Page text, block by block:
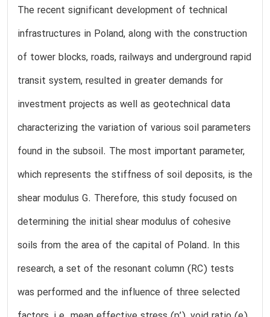
The recent significant development of technical
infrastructures in Poland, along with the construction
of tower blocks, roads, railways and underground rapid
transit system, resulted in greater demands for
investment projects as well as geotechnical data
characterizing the variation of various soil parameters
found in the subsoil. The most important parameter,
which represents the stiffness of soil deposits, is the
shear modulus G. Therefore, this study focused on
determining the initial shear modulus of cohesive
soils from the area of the capital of Poland. In this
research, a set of the resonant column (RC) tests
was performed and the influence of three selected